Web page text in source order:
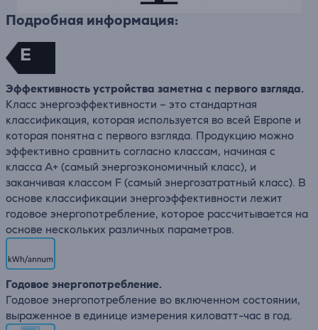
Подробная информация:
E
Эффективность устройства заметна с первого взгляда.
Класс энергоэффективности – это стандартная
классификация, которая используется во всей Европе и
которая понятна с первого взгляда. Продукцию можно
эффективно сравнить согласно классам, начиная с
класса A+ (самый энергоэкономичный класс), и
заканчивая классом F (самый энергозатратный класс). В
основе классификации энергоэффективности лежит
годовое энергопотребление, которое рассчитывается на
основе нескольких различных параметров.
Годовое энергопотребление.
Годовое энергопотребление во включенном состоянии,
выраженное в единице измерения киловатт-час в год.